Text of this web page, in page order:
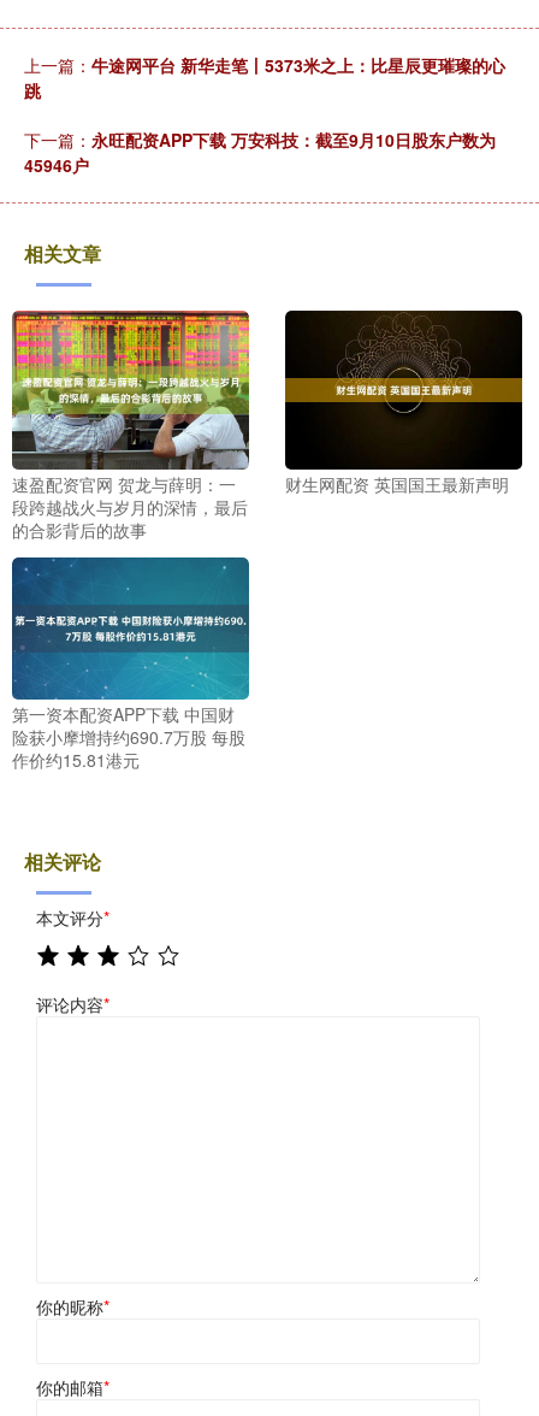
上一篇： 牛途网平台 新华走笔丨5373米之上：比星辰更璀璨的心
跳
下一篇： 永旺配资APP下载 万安科技：截至9月10日股东户数为
45946户
相关文章
速盈配资官网 贺龙与薛明：一
段跨越战火与岁月的深情，最后
的合影背后的故事
财生网配资 英国国王最新声明
第一资本配资APP下载 中国财
险获小摩增持约690.7万股 每股
作价约15.81港元
相关评论
本文评分*
评论内容*
你的昵称*
你的邮箱*